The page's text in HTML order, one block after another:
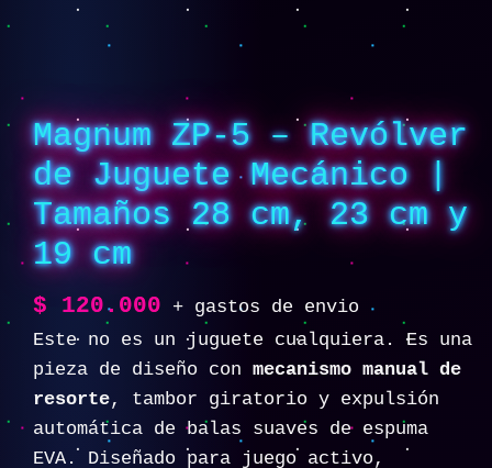
Magnum ZP-5 – Revólver
de Juguete Mecánico |
Tamaños 28 cm, 23 cm y
19 cm
$ 120.000
+ gastos de envio
Este no es un juguete cualquiera. Es una
pieza de diseño con mecanismo manual de
resorte, tambor giratorio y expulsión
automática de balas suaves de espuma
EVA. Diseñado para juego activo,